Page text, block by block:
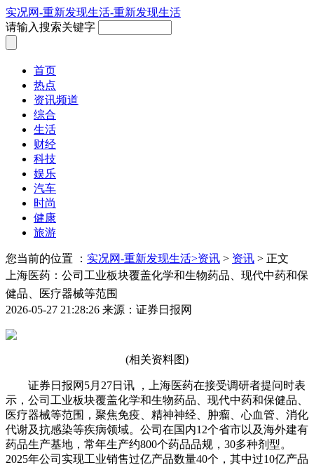
实况网-重新发现生活-重新发现生活
请输入搜索关键字
首页
热点
资讯频道
综合
生活
财经
科技
娱乐
汽车
时尚
健康
旅游
您当前的位置 ： 实况网-重新发现生活>资讯 > 资讯 > 正文
上海医药：公司工业板块覆盖化学和生物药品、现代中药和保
健品、医疗器械等范围
2026-05-27 21:28:26 来源：证券日报网
(相关资料图)
证券日报网5月27日讯 ，上海医药在接受调研者提问时表
示，公司工业板块覆盖化学和生物药品、现代中药和保健品、
医疗器械等范围，聚焦免疫、精神神经、肿瘤、心血管、消化
代谢及抗感染等疾病领域。公司在国内12个省市以及海外建有
药品生产基地，常年生产约800个药品品规，30多种剂型。
2025年公司实现工业销售过亿产品数量40个，其中过10亿产品